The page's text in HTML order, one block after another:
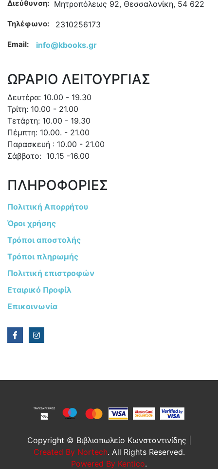
Διεύθυνση: Μητροπόλεως 92, Θεσσαλονίκη, 54 622
Τηλέφωνο: 2310256173
Email: info@kbooks.gr
ΩΡΑΡΙΟ ΛΕΙΤΟΥΡΓΙΑΣ
Δευτέρα: 10.00 - 19.30
Τρίτη: 10.00 - 21.00
Τετάρτη: 10.00 - 19.30
Πέμπτη: 10.00. - 21.00
Παρασκευή : 10.00 - 21.00
Σάββατο: 10.15 -16.00
ΠΛΗΡΟΦΟΡΙΕΣ
Πολιτική Απορρήτου
Όροι χρήσης
Τρόποι αποστολής
Τρόποι πληρωμής
Πολιτική επιστροφών
Εταιρικό Προφίλ
Επικοινωνία
Copyright © Βιβλιοπωλείο Κωνσταντινίδης |
Created By Nortech. All Rights Reserved.
Powered By Kentico.